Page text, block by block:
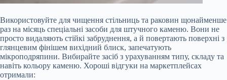
Використовуйте для чищення стільниць та раковин щонайменше
раз на місяць спеціальні засоби для штучного каменю. Вони не
просто видаляють стійкі забруднення, а й повертають поверхні з
глянцевим фінішем вихідний блиск, запечатують
мікроподряпини. Вибирайте засіб з урахуванням типу, складу та
навіть кольору каменю. Хороші відгуки на маркетплейсах
отримали: